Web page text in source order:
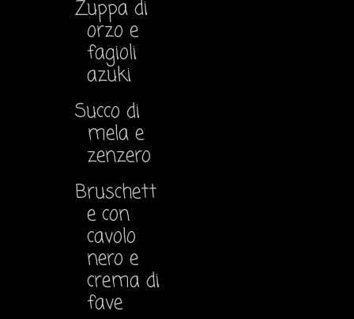
Zuppa di
orzo e
fagioli
azuki
Succo di
mela e
zenzero
Bruschett
e con
cavolo
nero e
crema di
fave